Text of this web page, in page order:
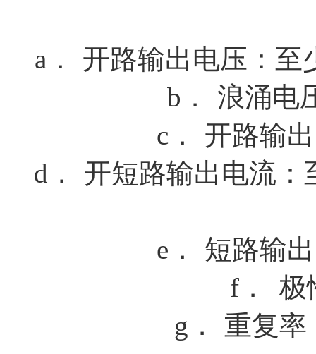
a．
开路输出电压：至
b．
浪涌电
c．
开路输
d．
开短路输出电流：
e．
短路输
f．
极
g．
重复率